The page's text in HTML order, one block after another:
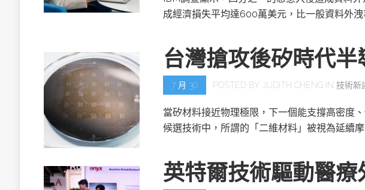
成經濟損失平均達600萬美元，比一般資料外
台灣搶攻後矽時代
7 月 30 POSTED BY JUDITH CHENG IN 技術新
當矽材料接近物理極限，下一個能支撐高密度
候選技術中，所謂的「二維材料」被視為延續
英特爾技術驅動醫